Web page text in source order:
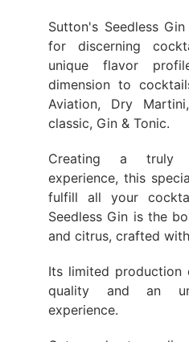
Sutton's Seedless
for discerning
unique flavor
dimension to
Aviation, Dry
classic, Gin & Tonic.
Creating a truly
experience, this
fulfill all your
Seedless Gin is the
and citrus, crafted
Its limited production
quality and an
experience.